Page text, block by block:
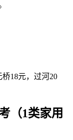
18元，过河20
（1类家用